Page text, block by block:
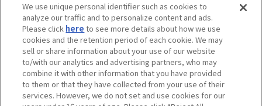
採用情報
サステナビリティ
お問い合わせ
ウェブサイトご利用条件 ソーシャルメディアポリシー
We use unique personal identifier such as cookies to
analyze our traffic and to personalize content and ads.
Please click here to see more details about how we use
cookies and the retention period of each cookie. We may
sell or share information about your use of our website
to/with our analytics and advertising partners, who may
combine it with other information that you have provided
to them or that they have collected from your use of their
services. However, we do not set and use cookies for our